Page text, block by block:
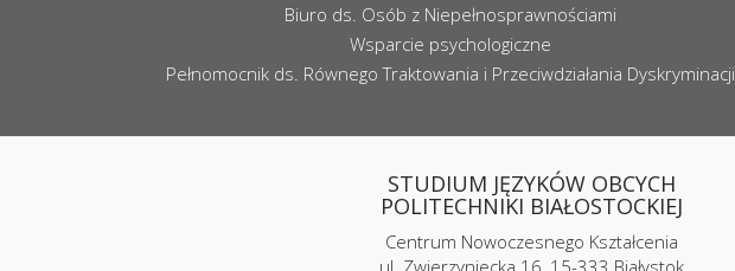
Biuro ds. Osób z Niepełnosprawnościami
Wsparcie psychologiczne
Pełnomocnik ds. Równego Traktowania i Przeciwdziałania Dyskryminacji
STUDIUM JĘZYKÓW OBCYCH
POLITECHNIKI BIAŁOSTOCKIEJ
Centrum Nowoczesnego Kształcenia